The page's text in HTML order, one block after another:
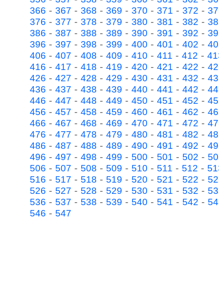
366 - 367 - 368 - 369 - 370 - 371 - 372 -
376 - 377 - 378 - 379 - 380 - 381 - 382 -
386 - 387 - 388 - 389 - 390 - 391 - 392 -
396 - 397 - 398 - 399 - 400 - 401 - 402 -
406 - 407 - 408 - 409 - 410 - 411 - 412 -
416 - 417 - 418 - 419 - 420 - 421 - 422 -
426 - 427 - 428 - 429 - 430 - 431 - 432 -
436 - 437 - 438 - 439 - 440 - 441 - 442 -
446 - 447 - 448 - 449 - 450 - 451 - 452 -
456 - 457 - 458 - 459 - 460 - 461 - 462 -
466 - 467 - 468 - 469 - 470 - 471 - 472 -
476 - 477 - 478 - 479 - 480 - 481 - 482 -
486 - 487 - 488 - 489 - 490 - 491 - 492 -
496 - 497 - 498 - 499 - 500 - 501 - 502 -
506 - 507 - 508 - 509 - 510 - 511 - 512 -
516 - 517 - 518 - 519 - 520 - 521 - 522 -
526 - 527 - 528 - 529 - 530 - 531 - 532 -
536 - 537 - 538 - 539 - 540 - 541 - 542 -
546 - 547